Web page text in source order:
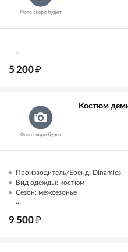
...
5 200₽
Костюм
Производитель/Бренд: Dinamics
Вид одежды: костюм
Сезон: межсезонье
...
9 500₽